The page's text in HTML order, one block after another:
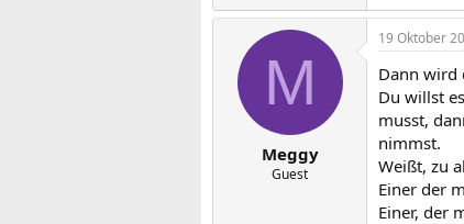
M
Meggy
Guest
19 Oktober
Dann wird
Du willst
musst,
nimmst.
Weißt, zu
Einer der
Einer, der